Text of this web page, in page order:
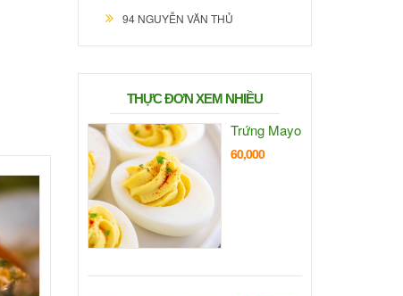
94 NGUYỄN VĂN THỦ
THỰC ĐƠN XEM NHIỀU
Trứng Mayo
60,000